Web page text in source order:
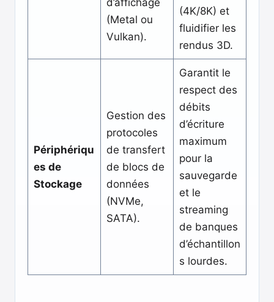
d’affichage
(Metal ou
Vulkan).
(4K/8K) et
fluidifier les
rendus 3D.
Périphériqu
es de
Stockage
Gestion des
protocoles
de transfert
de blocs de
données
(NVMe,
SATA).
Garantit le
respect des
débits
d’écriture
maximum
pour la
sauvegarde
et le
streaming
de banques
d’échantillon
s lourdes.